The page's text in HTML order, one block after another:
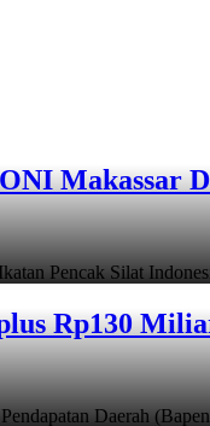
Makassar
Pencak Silat
Rp130
Daerah